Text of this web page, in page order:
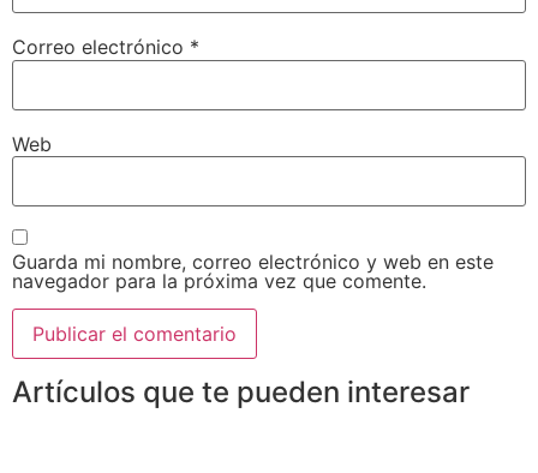
Correo electrónico *
Web
Guarda mi nombre, correo electrónico y web en este
navegador para la próxima vez que comente.
Artículos que te pueden interesar